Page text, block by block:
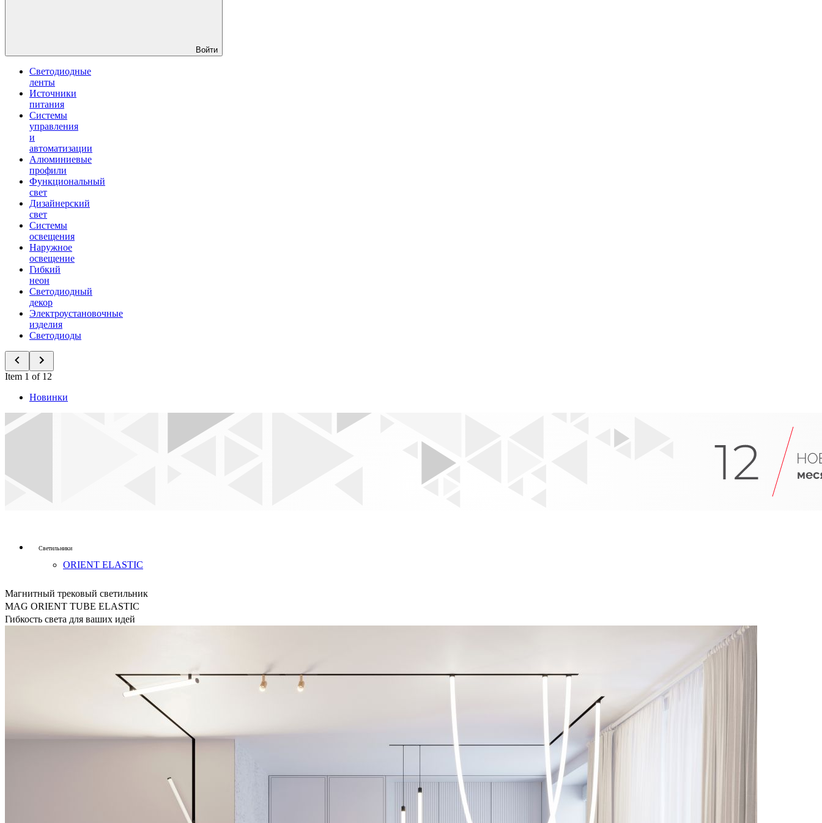
Войти
Светодиодные
ленты
Источники
питания
Системы
управления
и
автоматизации
Алюминиевые
профили
Функциональный
свет
Дизайнерский
свет
Системы
освещения
Наружное
освещение
Гибкий
неон
Светодиодный
декор
Электроустановочные
изделия
Светодиоды
Item 1 of 12
Новинки
Светильники
ORIENT ELASTIC
A126/A180 UL
СОВ X480 FreeCut
Магнитный трековый светильник
MAG ORIENT TUBE ELASTIC
Гибкость света для ваших идей